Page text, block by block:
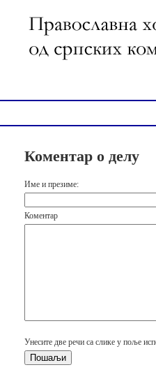
Коментар о делу
Име и презиме:
Коментар
Унесите две речи са слике у поље